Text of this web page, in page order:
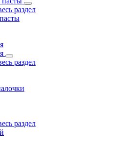
раздел
раздел
раздел